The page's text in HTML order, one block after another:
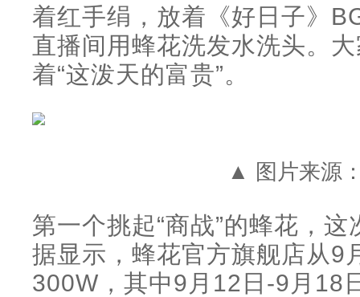
着红手绢，放着《好日子》
直播间用蜂花洗发水洗头。
着“这泼天的富贵”。
▲ 图片来源
第一个挑起“商战”的蜂花，
据显示，蜂花官方旗舰店从9
300W，其中9月12日-9月18